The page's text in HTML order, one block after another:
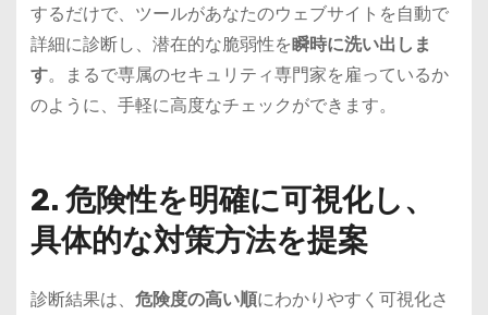
するだけで、ツールがあなたのウェブサイトを自動で
詳細に診断し、潜在的な脆弱性を瞬時に洗い出しま
す。まるで専属のセキュリティ専門家を雇っているか
のように、手軽に高度なチェックができます。
2. 危険性を明確に可視化し、
具体的な対策方法を提案
診断結果は、 危険度の高い順にわかりやすく可視化さ